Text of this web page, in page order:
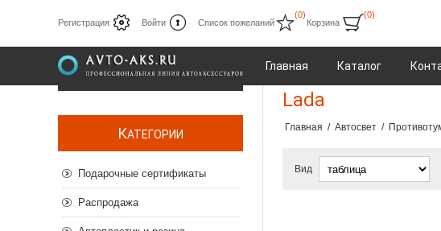
Регистрация Войти Список пожеланий
(0)
Корзина
(0)
Главная Каталог
Lada
Главная / Автосвет /
Вид
КАТЕГОРИИ
Подарочные сертификаты
Распродажа